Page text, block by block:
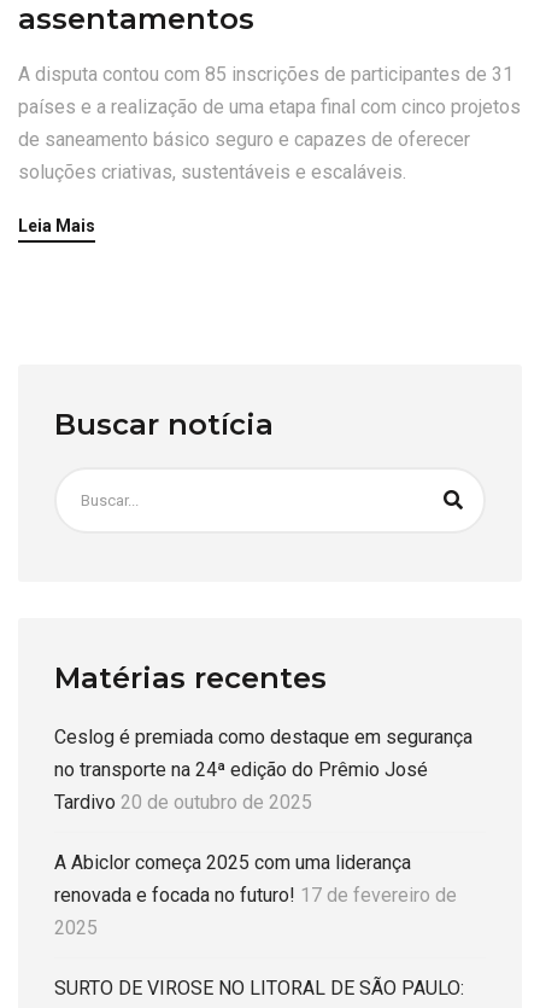
assentamentos
A disputa contou com 85 inscrições de participantes de 31
países e a realização de uma etapa final com cinco projetos
de saneamento básico seguro e capazes de oferecer
soluções criativas, sustentáveis ​​e escaláveis.
Leia Mais
Buscar notícia
Matérias recentes
Ceslog é premiada como destaque em segurança
no transporte na 24ª edição do Prêmio José
Tardivo 20 de outubro de 2025
A Abiclor começa 2025 com uma liderança
renovada e focada no futuro! 17 de fevereiro de
2025
SURTO DE VIROSE NO LITORAL DE SÃO PAULO: